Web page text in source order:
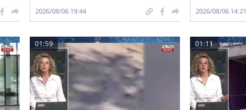
2026/08/06 19:44 2026/08/06 14:21
01:59 01:11